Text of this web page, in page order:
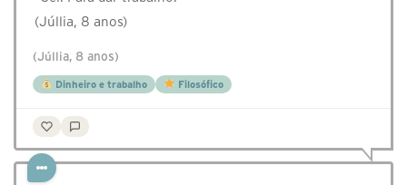
(Júllia, 8 anos)
(Júllia, 8 anos)
Dinheiro e trabalho Filosófico